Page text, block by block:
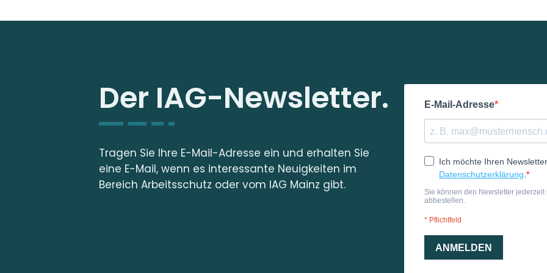
Der IAG-Newsletter.
Tragen Sie Ihre E-Mail-Adresse ein und erhalten Sie
eine E-Mail, wenn es interessante Neuigkeiten im
Bereich Arbeitsschutz oder vom IAG Mainz gibt.